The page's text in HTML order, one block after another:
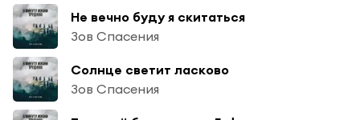
Не вечно буду я скитаться
Зов Спасения
Солнце светит ласково
Зов Спасения